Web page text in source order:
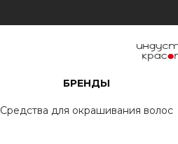
БРЕНДЫ
Средства для окрашивания волос